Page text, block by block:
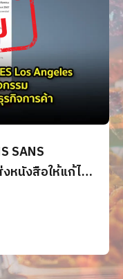
SANS
หนังสือให้แก้ไข
ธุรกิจการค้า